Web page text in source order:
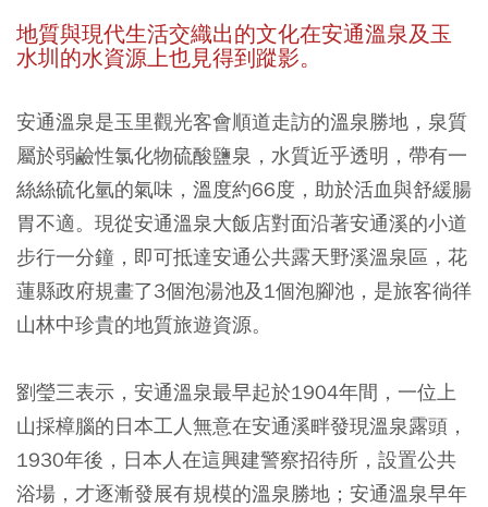
地質與現代生活交織出的文化在安通溫泉及玉
水圳的水資源上也見得到蹤影。
安通溫泉是玉里觀光客會順道走訪的溫泉勝地，泉質
屬於弱鹼性氯化物硫酸鹽泉，水質近乎透明，帶有一
絲絲硫化氫的氣味，溫度約66度，助於活血與舒緩腸
胃不適。現從安通溫泉大飯店對面沿著安通溪的小道
步行一分鐘，即可抵達安通公共露天野溪溫泉區，花
蓮縣政府規畫了3個泡湯池及1個泡腳池，是旅客徜徉
山林中珍貴的地質旅遊資源。
劉瑩三表示，安通溫泉最早起於1904年間，一位上
山採樟腦的日本工人無意在安通溪畔發現溫泉露頭，
1930年後，日本人在這興建警察招待所，設置公共
浴場，才逐漸發展有規模的溫泉勝地；安通溫泉早年